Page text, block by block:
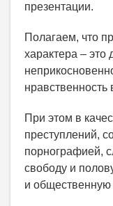
презентации.
Полагаем, что
характера –
При этом в
преступлений,
порнографией,
свободу и
и общественную